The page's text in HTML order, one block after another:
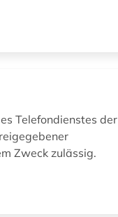
Telefondienstes der
Zweck zulässig.